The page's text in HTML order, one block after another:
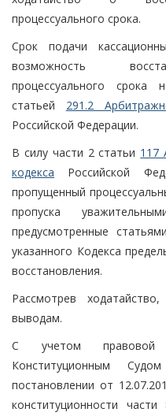
процессуального срока.
Срок подачи
возможность
процессуального срока
статьей 291.2
Российской Федерации.
В силу части 2 статьи 117
кодекса Российской
пропущенный
пропуска
предусмотренные
указанного Кодекса
восстановления.
Рассмотрев
выводам.
С учетом правовой
Конституционным
постановлении от
конституционности